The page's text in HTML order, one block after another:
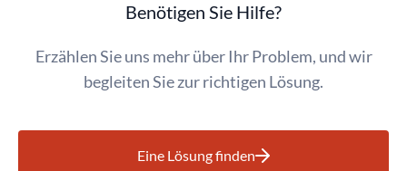
Benötigen Sie Hilfe?
Erzählen Sie uns mehr über Ihr Problem, und wir
begleiten Sie zur richtigen Lösung.
Eine Lösung finden